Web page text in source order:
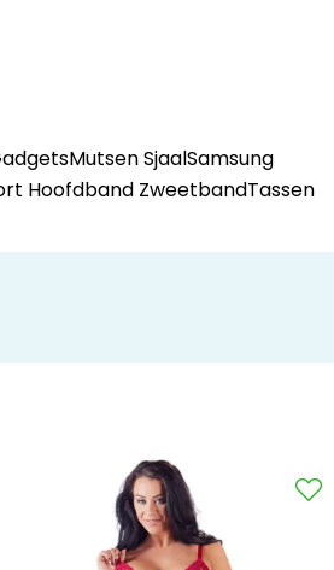
Mutsen SjaalSamsung
Hoofdband ZweetbandTassen